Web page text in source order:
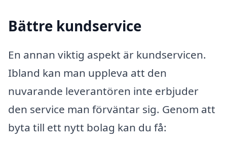
Bättre kundservice
En annan viktig aspekt är kundservicen.
Ibland kan man uppleva att den
nuvarande leverantören inte erbjuder
den service man förväntar sig. Genom att
byta till ett nytt bolag kan du få: